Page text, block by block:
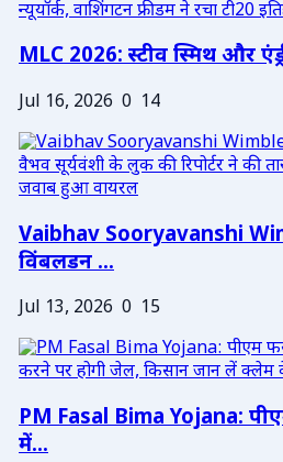
MLC 2026: स्टीव स्मिथ और
Jul 16, 2026 0 14
Vaibhav Sooryavanshi
विंबलडन ...
Jul 13, 2026 0 15
PM Fasal Bima Yojana:
में...